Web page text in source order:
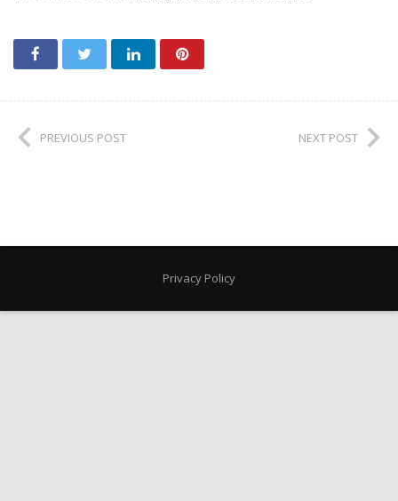
PREVIOUS POST NEXT POST
Privacy Policy